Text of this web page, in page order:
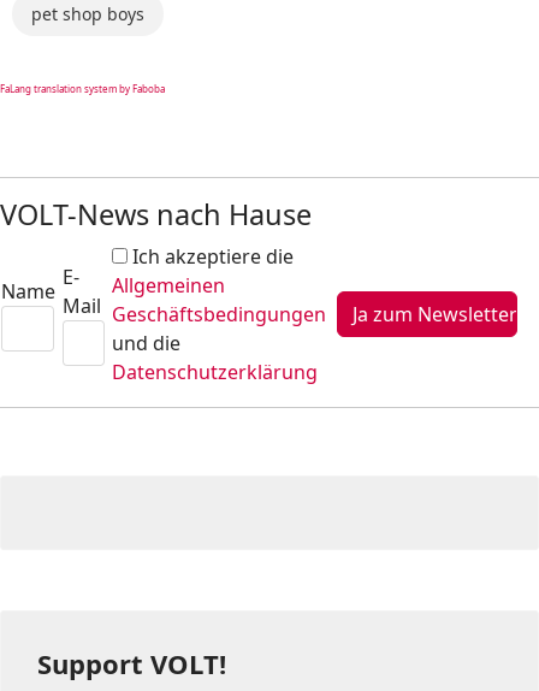
pet shop boys
FaLang translation system by Faboba
VOLT-News nach Hause
Name
E-
Mail
Ich akzeptiere die
Allgemeinen
Geschäftsbedingungen
und die
Datenschutzerklärung
Support VOLT!